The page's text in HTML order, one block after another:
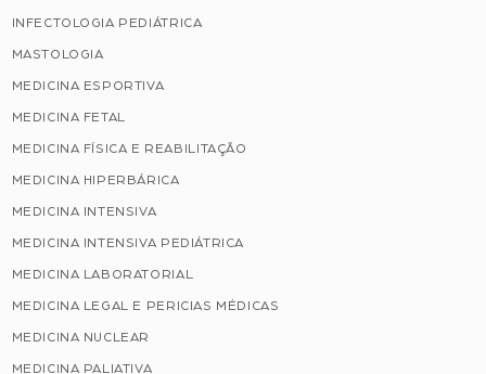
INFECTOLOGIA PEDIÁTRICA
MASTOLOGIA
MEDICINA ESPORTIVA
MEDICINA FETAL
MEDICINA FÍSICA E REABILITAÇÃO
MEDICINA HIPERBÁRICA
MEDICINA INTENSIVA
MEDICINA INTENSIVA PEDIÁTRICA
MEDICINA LABORATORIAL
MEDICINA LEGAL E PERICIAS MÉDICAS
MEDICINA NUCLEAR
MEDICINA PALIATIVA